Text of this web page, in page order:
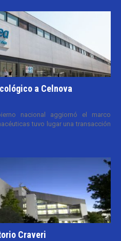
a Celnova
nacional aggiornó el marco
tuvo lugar una transacción
Craveri